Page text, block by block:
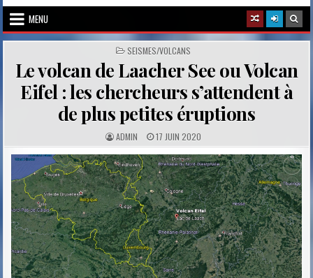
MENU
POSTED
IN
SEISMES/VOLCANS
Le volcan de Laacher See ou Volcan
Eifel : les chercheurs s’attendent à
de plus petites éruptions
A
U
T
H
O
R
:
ADMIN P
U
B
L
I
S
H
E
D
D
A
T
E
:
17 JUIN 2020